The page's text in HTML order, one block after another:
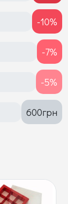
-10%
-7%
-5%
600грн